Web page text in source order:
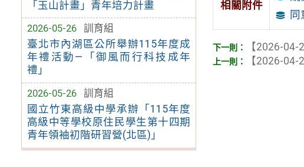
「玉山計畫」青年培力計畫
2026-05-26
訓育組
臺北市內湖區公所舉辦115年度成
年禮活動—「御風而行科技成年
禮」
2026-05-26
訓育組
國立竹東高級中學承辦「115年度
高級中等學校原住民學生第十四期
青年領袖初階研習營(北區)」
相關附件
同
【2026-04-
【2026-04-